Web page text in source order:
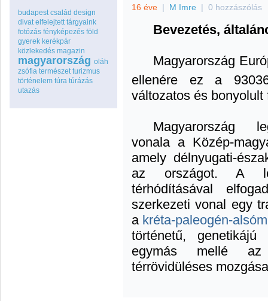
budapest család design
divat elfelejtett tárgyaink
fotózás fényképezés föld
gyerek kerékpár
közlekedés magazin
magyarország oláh
zsófia természet turizmus
történelem túra túrázás
utazás
16 éve | M Imre | 0 hozzászólás
Bevezetés,
Magyarország
ellenére ez a
változatos és bonyolult
Magyarország
vonala a Közép-
amely délnyugati-
az országot. A
térhódításával
szerkezeti vonal egy
a kréta-paleogén-
történetű, genetikájú
egymás mellé az
térrövidüléses